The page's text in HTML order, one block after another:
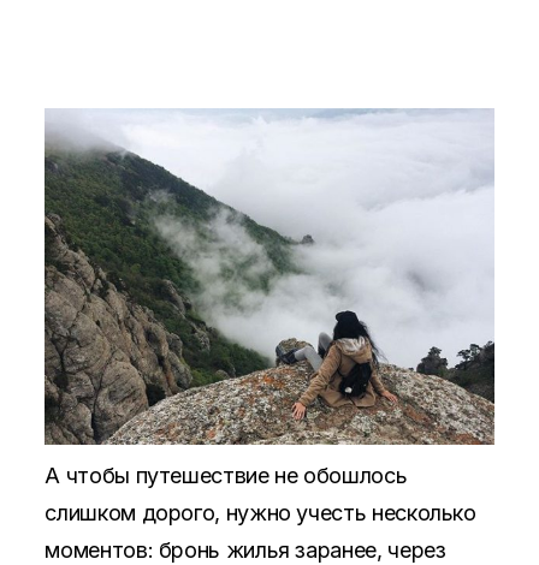
А чтобы путешествие не обошлось
слишком дорого, нужно учесть несколько
моментов: бронь жилья заранее, через